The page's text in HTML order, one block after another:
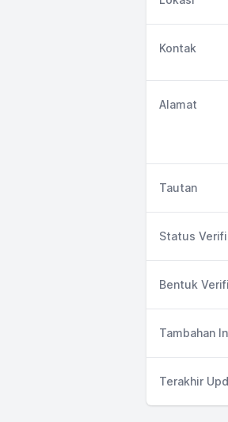
Kontak
Alamat
Tautan
Status
Bentuk
Tambahan
Terakhir